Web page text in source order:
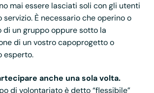
mai essere lasciati soli con gli utenti
servizio. È necessario che operino o
di un gruppo oppure sotto la
di un vostro capoprogetto o
esperto.
anche una sola volta.
di volontariato è detto “flessibile”